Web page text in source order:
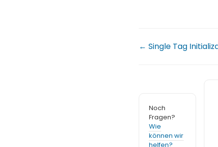
← Single Tag
Noch
Fragen?
Wie
können wir
helfen?